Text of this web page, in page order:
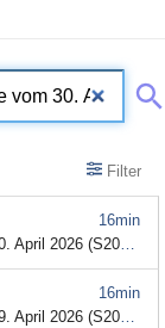
Filter
16min
2026 (S2026/E77)
16min
2026 (S2026/E76)